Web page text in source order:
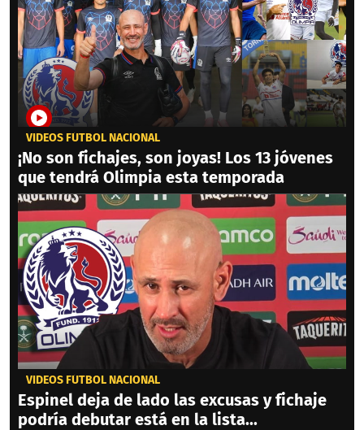
VIDEOS FÚTBOL NACIONAL
¡No son fichajes, son joyas! Los 13 jóvenes
que tendrá Olimpia esta temporada
VIDEOS FÚTBOL NACIONAL
Espinel deja de lado las excusas y fichaje
podría debutar está en la lista...